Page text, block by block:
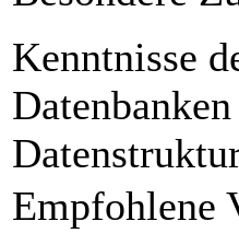
Kenntnisse
Empfohlene